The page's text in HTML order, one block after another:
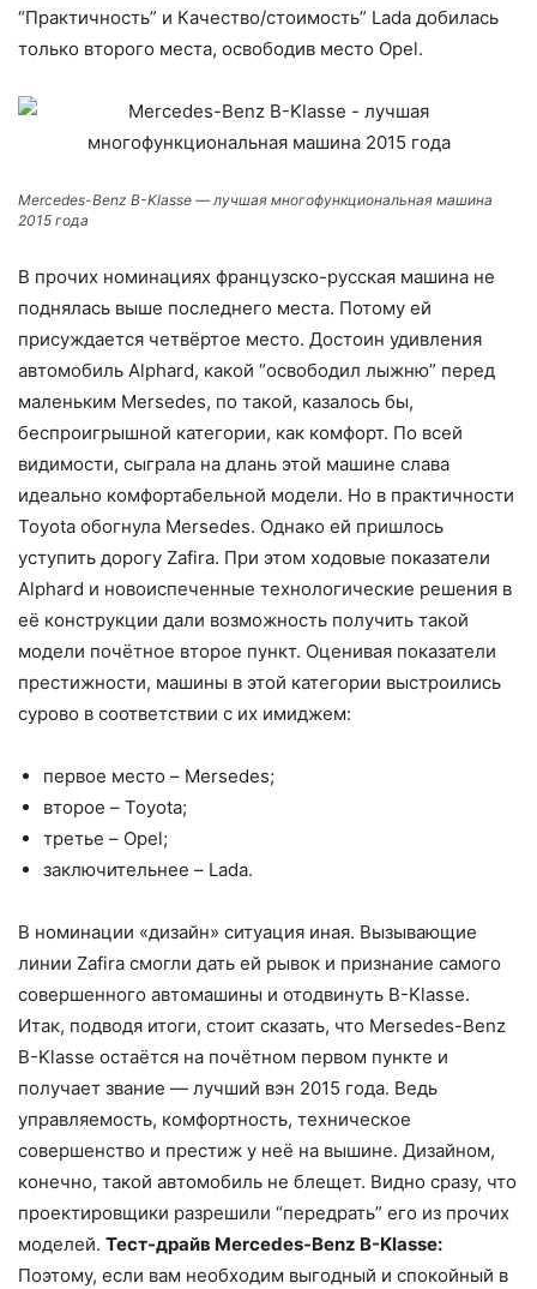
“Практичность” и Качество/стоимость” Lada добилась
только второго места, освободив место Opel.
Mercedes-Benz B-Klasse — лучшая многофункциональная машина
2015 года
В прочих номинациях французско-русская машина не
поднялась выше последнего места. Потому ей
присуждается четвёртое место. Достоин удивления
автомобиль Alphard, какой “освободил лыжню” перед
маленьким Mersedes, по такой, казалось бы,
беспроигрышной категории, как комфорт. По всей
видимости, сыграла на длань этой машине слава
идеально комфортабельной модели. Но в практичности
Toyota обогнула Mersedes. Однако ей пришлось
уступить дорогу Zafira. При этом ходовые показатели
Alphard и новоиспеченные технологические решения в
её конструкции дали возможность получить такой
модели почётное второе пункт. Оценивая показатели
престижности, машины в этой категории выстроились
сурово в соответствии с их имиджем:
первое место – Mersedes;
второе – Toyota;
третье – Opel;
заключительнее – Lada.
В номинации «дизайн» ситуация иная. Вызывающие
линии Zafira смогли дать ей рывок и признание самого
совершенного автомашины и отодвинуть B-Klasse.
Итак, подводя итоги, стоит сказать, что Mersedes-Benz
B-Klasse остаётся на почётном первом пункте и
получает звание — лучший вэн 2015 года. Ведь
управляемость, комфортность, техническое
совершенство и престиж у неё на вышине. Дизайном,
конечно, такой автомобиль не блещет. Видно сразу, что
проектировщики разрешили “передрать” его из прочих
моделей. Тест-драйв Mercedes-Benz B-Klasse:
Поэтому, если вам необходим выгодный и спокойный в